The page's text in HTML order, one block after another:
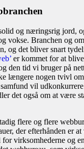
og næringsrig jord,
vokse. Branchen og
og det bliver snart
er kommet for at
den tid vi bruger på
længere nogen tvivl
vil
det også om at være
flere og flere
der efterhånden er
for virksomhederne og